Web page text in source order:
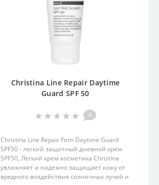
Christina Line Repair Daytime
Guard SPF 50
0
Christina Line Repair Firm Daytime Guard
SPF50 - легкий защитный дневной крем
SPF50, Легкий крем косметика Christina
увлажняет и надежно защищает кожу от
вредного воздействия солнечных лучей и